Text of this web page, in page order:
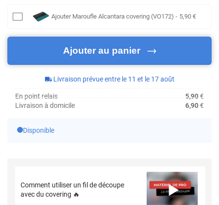
Ajouter Maroufle Alcantara covering (VO172) - 5,90 €
Ajouter au panier
Livraison prévue entre le 11 et le 17 août
En point relais 5,90€
Livraison à domicile
6,90€
Disponible
Comment utiliser un fil de découpe
avec du covering 🔥